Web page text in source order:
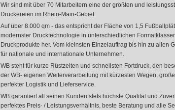
Wir sind mit über 70 Mitarbeitern eine der größten und
Druckereien im Rhein-Main-Gebiet.
Auf über 8.000 qm - das entspricht der Fläche von 1,5
modernster Drucktechnologie in unterschiedlichen
Druckprodukte her. Vom kleinsten Einzelauftrag bis hin zu allen
für nationale und internationale Unternehmen.
WB steht für kurze Rüstzeiten und schnellsten Fortdruck, den
der WB- eigenen Weiterverarbeitung mit kürzesten Wegen,
perfekter Logistik und Lieferservice.
WB garantiert all seinen Kunden stets höchste Qualität und
perfektes Preis- / Leistungsverhältnis, beste Beratung und alle